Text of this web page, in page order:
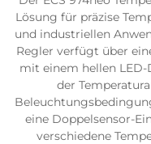
Lösung für präzise
und industriellen
Regler verfügt über
mit einem hellen LED-
der
eine Doppelsensor-
verschiedene